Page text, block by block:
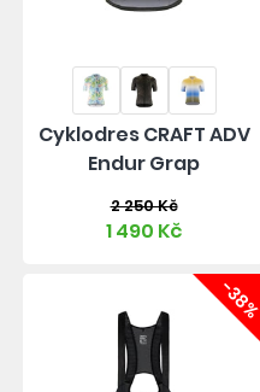
Cyklodres CRAFT ADV
Endur Grap
2 250 Kč
1 490 Kč
-38%